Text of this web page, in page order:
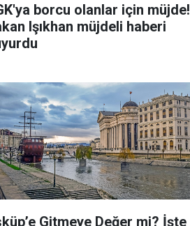
borcu olanlar için müjde!
Işıkhan müjdeli haberi
Gitmeye Değer mi? İşte